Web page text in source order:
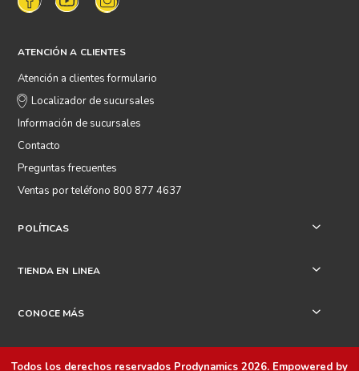
ATENCIÓN A CLIENTES
Atención a clientes formulario
Localizador de sucursales
Información de sucursales
Contacto
Preguntas frecuentes
Ventas por teléfono 800 877 4637
POLÍTICAS +
TIENDA EN LINEA +
CONOCE MÁS +
Todos los derechos reservados Prodynamics 2026. Empowered by